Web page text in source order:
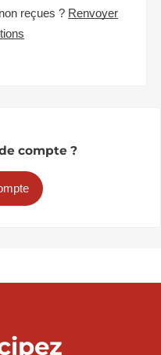
reçues ? Renvoyer
compte ?